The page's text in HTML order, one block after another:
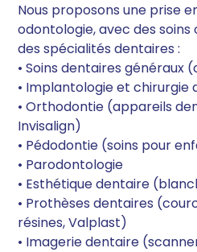
Nous proposons une prise
odontologie, avec des
des spécialités dentaires :
• Soins dentaires généraux
• Implantologie et chirurgie
• Orthodontie (appareils
Invisalign)
• Pédodontie (soins pour
• Parodontologie
• Esthétique dentaire
• Prothèses dentaires
résines, Valplast)
• Imagerie dentaire